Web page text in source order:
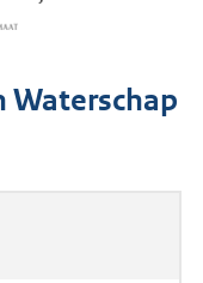
Waterschap